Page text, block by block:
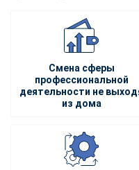
Смена сферы
профессиональной
деятельности не
из дома